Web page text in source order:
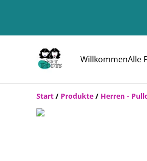
WillkommenAlle
Start / Produkte / Herren -